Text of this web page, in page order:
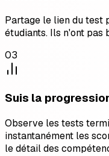
Partage le lien du test
étudiants. Ils n'ont pas
03
Suis la
Observe les tests
instantanément les
le détail des